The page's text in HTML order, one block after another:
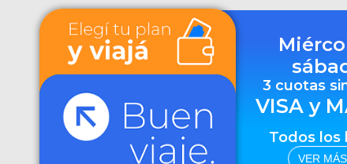
3 cuotas
VISA y
Todos los
VER MÁS